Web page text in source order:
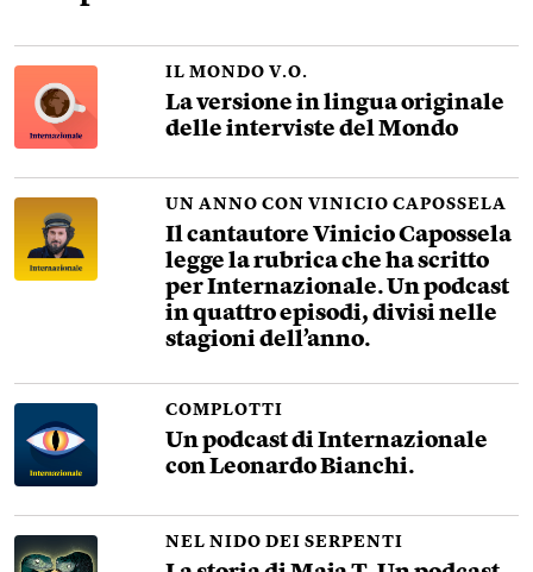
IL MONDO V.O.
La versione in lingua originale
delle interviste del Mondo
UN ANNO CON VINICIO CAPOSSELA
Il cantautore Vinicio Capossela
legge la rubrica che ha scritto
per Internazionale. Un podcast
in quattro episodi, divisi nelle
stagioni dell’anno.
COMPLOTTI
Un podcast di Internazionale
con Leonardo Bianchi.
NEL NIDO DEI SERPENTI